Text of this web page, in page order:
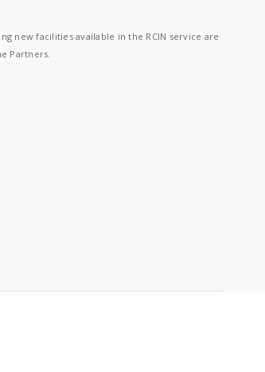
new facilities available in the RCIN service are
Partners.